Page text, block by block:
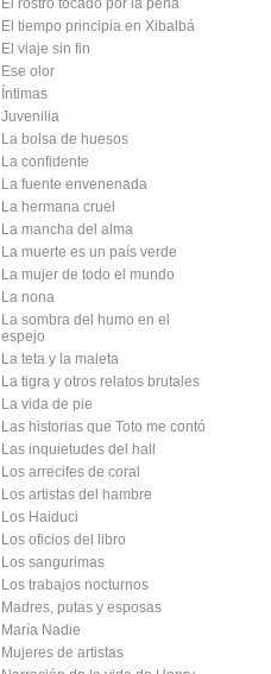
El rostro tocado por la pena
El tiempo principia en Xibalbá
El viaje sin fin
Ese olor
Íntimas
Juvenilia
La bolsa de huesos
La confidente
La fuente envenenada
La hermana cruel
La mancha del alma
La muerte es un país verde
La mujer de todo el mundo
La nona
La sombra del humo en el
espejo
La teta y la maleta
La tigra y otros relatos brutales
La vida de pie
Las historias que Toto me contó
Las inquietudes del hall
Los arrecifes de coral
Los artistas del hambre
Los Haiduci
Los oficios del libro
Los sangurimas
Los trabajos nocturnos
Madres, putas y esposas
María Nadie
Mujeres de artistas